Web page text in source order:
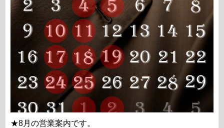
★8月の営業案内です。